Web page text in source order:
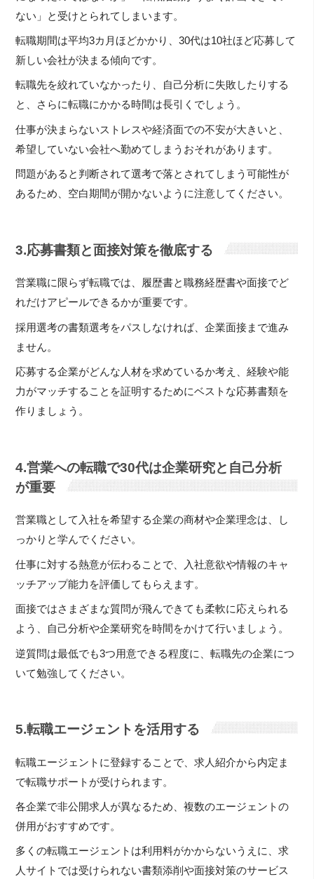
ない」と受けとられてしまいます。
転職期間は平均3カ月ほどかかり、30代は10社ほど応募して
新しい会社が決まる傾向です。
転職先を絞れていなかったり、自己分析に失敗したりする
と、さらに転職にかかる時間は長引くでしょう。
仕事が決まらないストレスや経済面での不安が大きいと、
希望していない会社へ勤めてしまうおそれがあります。
問題があると判断されて選考で落とされてしまう可能性が
あるため、空白期間が開かないように注意してください。
3.応募書類と面接対策を徹底する
営業職に限らず転職では、履歴書と職務経歴書や面接でど
れだけアピールできるかが重要です。
採用選考の書類選考をパスしなければ、企業面接まで進み
ません。
応募する企業がどんな人材を求めているか考え、経験や能
力がマッチすることを証明するためにベストな応募書類を
作りましょう。
4.営業への転職で30代は企業研究と自己分析
が重要
営業職として入社を希望する企業の商材や企業理念は、し
っかりと学んでください。
仕事に対する熱意が伝わることで、入社意欲や情報のキャ
ッチアップ能力を評価してもらえます。
面接ではさまざまな質問が飛んできても柔軟に応えられる
よう、自己分析や企業研究を時間をかけて行いましょう。
逆質問は最低でも3つ用意できる程度に、転職先の企業につ
いて勉強してください。
5.転職エージェントを活用する
転職エージェントに登録することで、求人紹介から内定ま
で転職サポートが受けられます。
各企業で非公開求人が異なるため、複数のエージェントの
併用がおすすめです。
多くの転職エージェントは利用料がかからないうえに、求
人サイトでは受けられない書類添削や面接対策のサービス